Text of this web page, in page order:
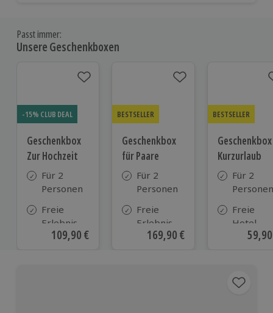
Passt immer:
Unsere Geschenkboxen
-15% CLUB DEAL
Geschenkbox
Zur Hochzeit
Für 2
Personen
Freie
Erlebnis-
Auswahl
Aktueller Preis
109,90 €
BESTSELLER
Geschenkbox
für Paare
Für 2
Personen
Freie
Erlebnis-
Auswahl
Aktueller Preis
169,90 €
BESTSELLER
Geschenkbox
Kurzurlaub
Für 2
Personen
Freie
Hotel-
Auswahl